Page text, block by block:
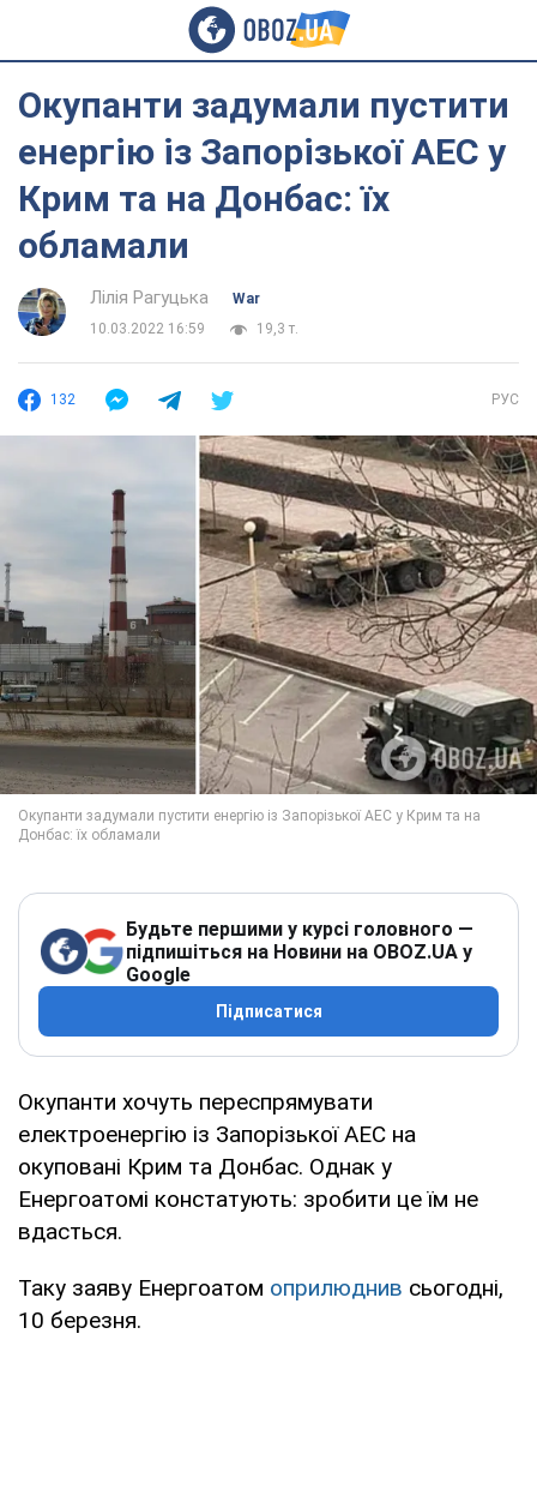
Окупанти задумали пустити
енергію із Запорізької АЕС у
Крим та на Донбас: їх
обламали
Лілія Рагуцька
War
10.03.2022 16:59
19,3 т.
132 РУС
Будьте першими у курсі головного —
підпишіться на Новини на OBOZ.UA у
Google
Підписатися
Окупанти хочуть переспрямувати
електроенергію із Запорізької АЕС на
окуповані Крим та Донбас. Однак у
Енергоатомі констатують: зробити це їм не
вдасться.
Таку заяву Енергоатом оприлюднив сьогодні,
10 березня.